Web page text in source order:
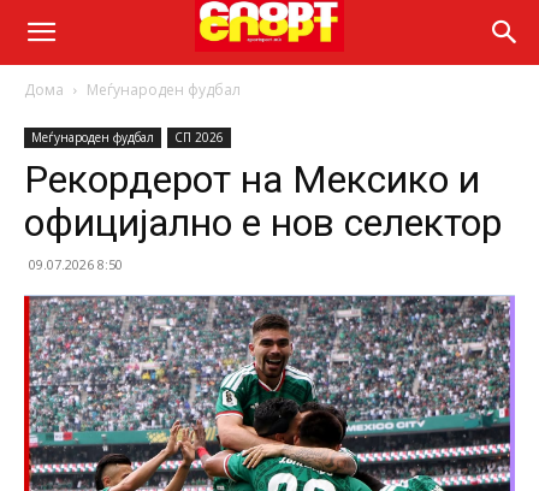
Дома Меѓународен фудбал
Меѓународен фудбал СП 2026
Рекордерот на Мексико и
официјално е нов селектор
09.07.2026 8:50